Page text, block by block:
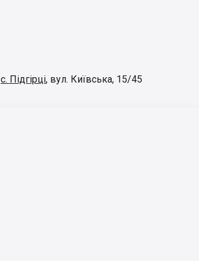
с. Підгірці, вул. Київська, 15/45